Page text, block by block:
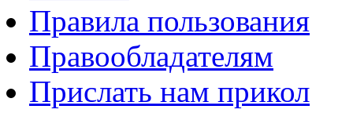
Правила пользования
Правообладателям
Прислать нам прикол